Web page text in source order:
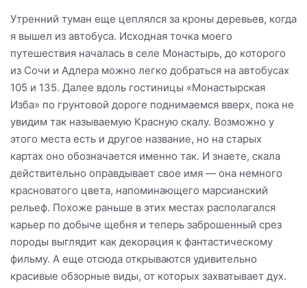
Утренний туман еще цеплялся за кроны деревьев, когда
я вышел из автобуса. Исходная точка моего
путешествия началась в селе Монастырь, до которого
из Сочи и Адлера можно легко добраться на автобусах
105 и 135. Далее вдоль гостиницы «Монастырская
Изба» по грунтовой дороге поднимаемся вверх, пока не
увидим так называемую Красную скалу. Возможно у
этого места есть и другое название, но на старых
картах оно обозначается именно так. И знаете, скала
действительно оправдывает свое имя — она немного
красноватого цвета, напоминающего марсианский
рельеф. Похоже раньше в этих местах располагался
карьер по добыче щебня и теперь заброшенный срез
породы выглядит как декорация к фантастическому
фильму. А еще отсюда открываются удивительно
красивые обзорные виды, от которых захватывает дух.